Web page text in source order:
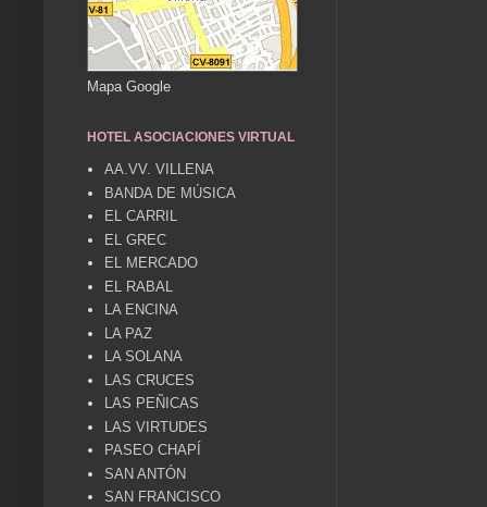
Mapa Google
HOTEL ASOCIACIONES VIRTUAL
AA.VV. VILLENA
BANDA DE MÚSICA
EL CARRIL
EL GREC
EL MERCADO
EL RABAL
LA ENCINA
LA PAZ
LA SOLANA
LAS CRUCES
LAS PEÑICAS
LAS VIRTUDES
PASEO CHAPÍ
SAN ANTÓN
SAN FRANCISCO